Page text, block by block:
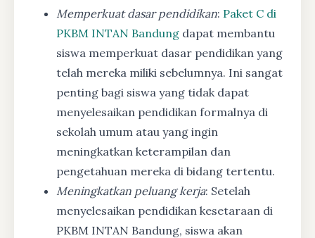
Memperkuat dasar pendidikan: Paket C di
PKBM INTAN Bandung dapat membantu
siswa memperkuat dasar pendidikan yang
telah mereka miliki sebelumnya. Ini sangat
penting bagi siswa yang tidak dapat
menyelesaikan pendidikan formalnya di
sekolah umum atau yang ingin
meningkatkan keterampilan dan
pengetahuan mereka di bidang tertentu.
Meningkatkan peluang kerja: Setelah
menyelesaikan pendidikan kesetaraan di
PKBM INTAN Bandung, siswa akan